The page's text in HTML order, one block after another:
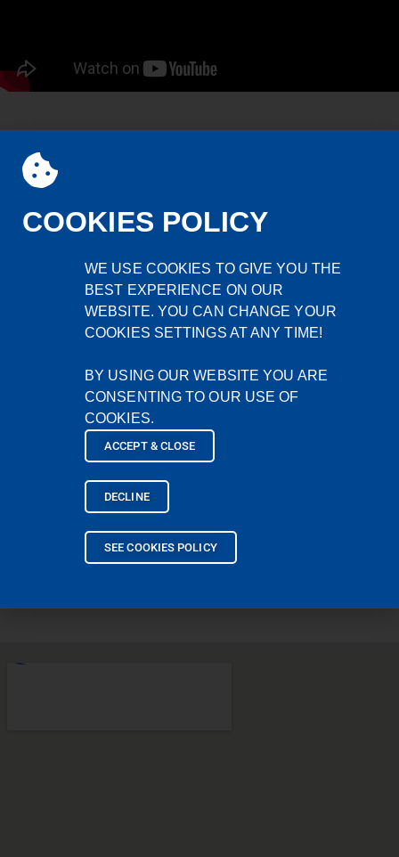
AIRTWIST
KONSTRUKCJI DREWNIANYCH. Nowy
rodzaj kotew do mocowania desek,
więźby dachowej, konstrukcji
drewnianych, itp.
COOKIES POLICY
WE USE COOKIES TO GIVE YOU THE
BEST EXPERIENCE ON OUR
WEBSITE. YOU CAN CHANGE YOUR
COOKIES SETTINGS AT ANY TIME!
BY USING OUR WEBSITE YOU ARE
CONSENTING TO OUR USE OF
COOKIES.
ACCEPT & CLOSE
DECLINE
SEE COOKIES POLICY